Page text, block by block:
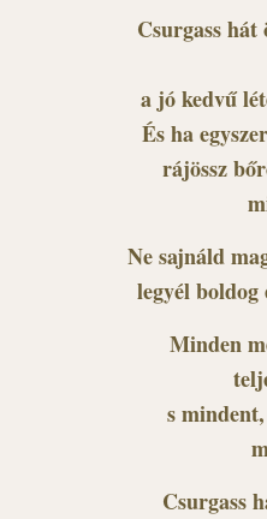
Csurgass
a jó kedvű
És ha
rájössz
Ne sajnáld
legyél
Minden
s
Csurgass